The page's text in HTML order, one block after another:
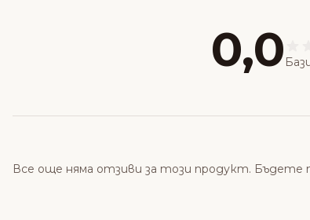
0,0
Все още няма отзиви за този продукт. Бъдете